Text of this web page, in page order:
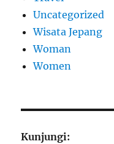
Uncategorized
Wisata Jepang
Woman
Women
Kunjungi: